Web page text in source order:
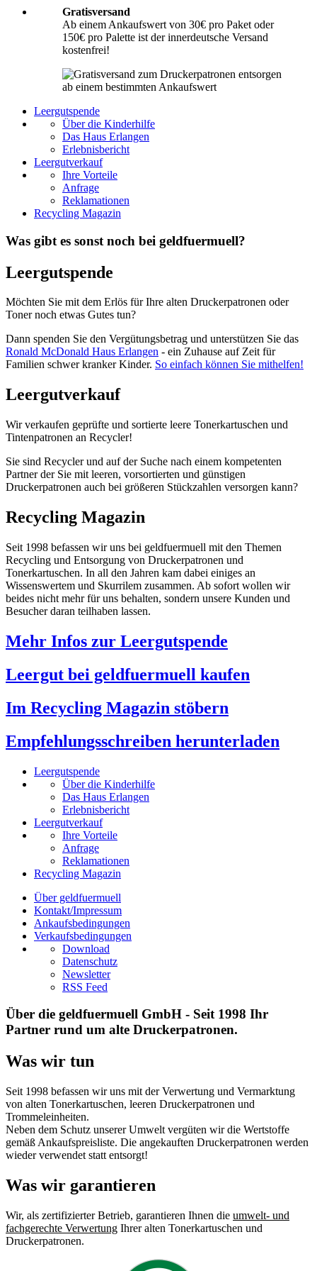
Gratisversand
Ab einem Ankaufswert von 30€ pro Paket oder
150€ pro Palette ist der innerdeutsche Versand
kostenfrei!
Leergutspende
Über die Kinderhilfe
Das Haus Erlangen
Erlebnisbericht
Leergutverkauf
Ihre Vorteile
Anfrage
Reklamationen
Recycling Magazin
Was gibt es sonst noch bei geldfuermuell?
Leergutspende
Möchten Sie mit dem Erlös für Ihre alten Druckerpatronen oder
Toner noch etwas Gutes tun?
Dann spenden Sie den Vergütungsbetrag und unterstützen Sie das
Ronald McDonald Haus Erlangen - ein Zuhause auf Zeit für
Familien schwer kranker Kinder. So einfach können Sie mithelfen!
Leergutverkauf
Wir verkaufen geprüfte und sortierte leere Tonerkartuschen und
Tintenpatronen an Recycler!
Sie sind Recycler und auf der Suche nach einem kompetenten
Partner der Sie mit leeren, vorsortierten und günstigen
Druckerpatronen auch bei größeren Stückzahlen versorgen kann?
Recycling Magazin
Seit 1998 befassen wir uns bei geldfuermuell mit den Themen
Recycling und Entsorgung von Druckerpatronen und
Tonerkartuschen. In all den Jahren kam dabei einiges an
Wissenswertem und Skurrilem zusammen. Ab sofort wollen wir
beides nicht mehr für uns behalten, sondern unsere Kunden und
Besucher daran teilhaben lassen.
Mehr Infos zur Leergutspende
Leergut bei geldfuermuell kaufen
Im Recycling Magazin stöbern
Empfehlungsschreiben herunterladen
Leergutspende
Über die Kinderhilfe
Das Haus Erlangen
Erlebnisbericht
Leergutverkauf
Ihre Vorteile
Anfrage
Reklamationen
Recycling Magazin
Über geldfuermuell
Kontakt/Impressum
Ankaufsbedingungen
Verkaufsbedingungen
Download
Datenschutz
Newsletter
RSS Feed
Über die geldfuermuell GmbH - Seit 1998 Ihr
Partner rund um alte Druckerpatronen.
Was wir tun
Seit 1998 befassen wir uns mit der Verwertung und Vermarktung
von alten Tonerkartuschen, leeren Druckerpatronen und
Trommeleinheiten.
Neben dem Schutz unserer Umwelt vergüten wir die Wertstoffe
gemäß Ankaufspreisliste. Die angekauften Druckerpatronen werden
wieder verwendet statt entsorgt!
Was wir garantieren
Wir, als zertifizierter Betrieb, garantieren Ihnen die umwelt- und
fachgerechte Verwertung Ihrer alten Tonerkartuschen und
Druckerpatronen.